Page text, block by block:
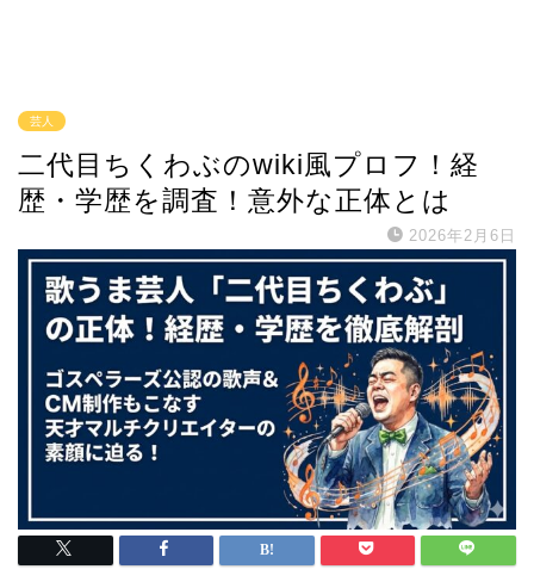
芸人
二代目ちくわぶのwiki風プロフ！経
歴・学歴を調査！意外な正体とは
2026年2月6日